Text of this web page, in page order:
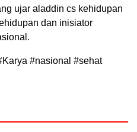
ujar aladdin cs kehidupan
dan inisiator
#nasional #sehat